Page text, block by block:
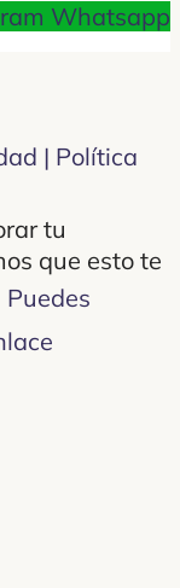
Whatsapp
| Política
tu
que esto te
Puedes